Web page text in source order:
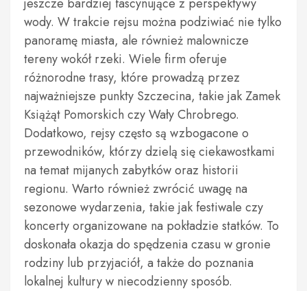
wody. W trakcie rejsu można podziwiać nie tylko
panoramę miasta, ale również malownicze
tereny wokół rzeki. Wiele firm oferuje
różnorodne trasy, które prowadzą przez
najważniejsze punkty Szczecina, takie jak Zamek
Książąt Pomorskich czy Wały Chrobrego.
Dodatkowo, rejsy często są wzbogacone o
przewodników, którzy dzielą się ciekawostkami
na temat mijanych zabytków oraz historii
regionu. Warto również zwrócić uwagę na
sezonowe wydarzenia, takie jak festiwale czy
koncerty organizowane na pokładzie statków. To
doskonała okazja do spędzenia czasu w gronie
rodziny lub przyjaciół, a także do poznania
lokalnej kultury w niecodzienny sposób.